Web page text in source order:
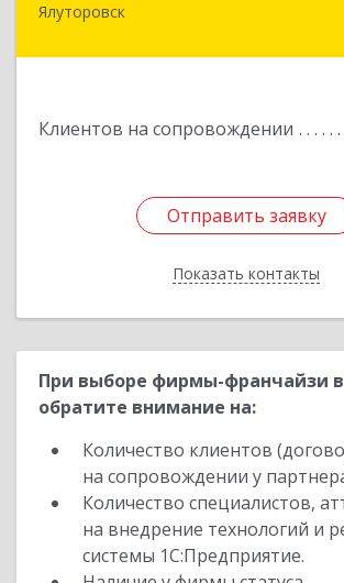
Ялуторовск
Клиентов на сопровождении
Отправить заявку
Показать контакты
Отправить заявку
Назад
При выборе фирмы-франчайзи
обратите внимание на:
Количество клиентов
на сопровождении у
Количество специалистов,
на внедрение технологий и
системы 1С:Предприятие.